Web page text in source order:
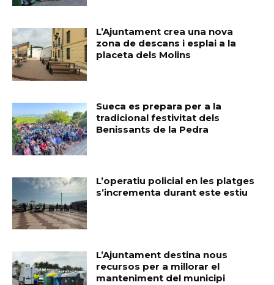
L’Ajuntament crea una nova
zona de descans i esplai a la
placeta dels Molins
Sueca es prepara per a la
tradicional festivitat dels
Benissants de la Pedra
L’operatiu policial en les platges
s’incrementa durant este estiu
L’Ajuntament destina nous
recursos per a millorar el
manteniment del municipi